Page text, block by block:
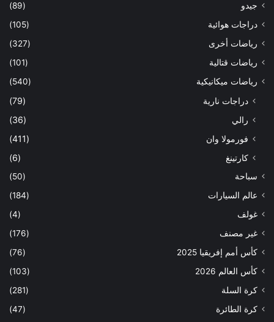
جيدو
(89)
دراجات هوائية
(105)
رياضات أخرى
(327)
رياضات قتالية
(101)
رياضات ميكانيكية
(540)
دراجات نارية
(79)
رالي
(36)
فورمولا وان
(411)
كارتينغ
(6)
سباحة
(50)
عالم السيارات
(184)
غولف
(4)
غير مصنف
(176)
كأس أمم إفريقيا 2025
(76)
كأس العالم 2026
(103)
كرة السلة
(281)
كرة الطائرة
(47)